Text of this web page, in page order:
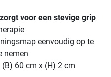
voor een stevige grip
eenvoudig op te
nemen
60 cm x (H) 2 cm